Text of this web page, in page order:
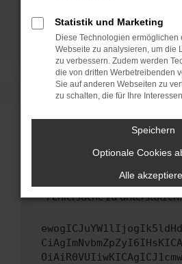
Betriebssystem auf dem
sind.
Veraltete Software birgt
Sicherheitsrisiko, sondern
führen, dass bestimmte
unterstützt werden.
Wende dich an den
Wenn du alle oben
hast, kontaktiere uns bitte.
uns diesen Text schicken,
Fehlersuche zu unterstützen:
Statistik und Marketing
Diese Technologien ermöglichen
Webseite zu analysieren, um die
zu verbessern. Zudem werden
die von dritten Werbetreibenden
Sie auf anderen Webseiten zu
zu schalten, die für Ihre
Speichern
Optionale Cookies
Alle